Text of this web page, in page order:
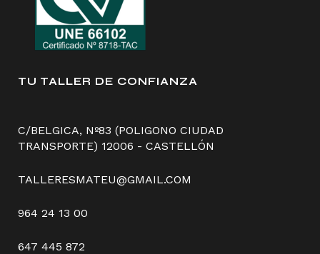
TU TALLER DE CONFIANZA
C/BELGICA, Nº83 (POLIGONO CIUDAD
TRANSPORTE) 12006 - CASTELLÓN
TALLERESMATEU@GMAIL.COM
964 24 13 00
647 445 872